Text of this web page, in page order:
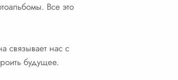
Все это
связывает нас с
будущее.